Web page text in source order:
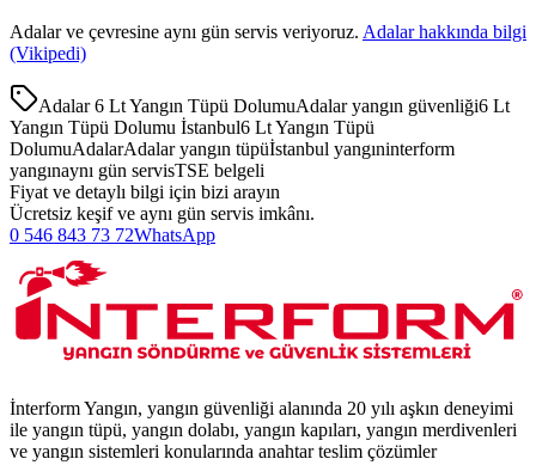
Adalarve çevresine aynı gün servis veriyoruz. Adalarhakkında bilgi
(Vikipedi)
Adalar 6 Lt Yangın Tüpü DolumuAdalar yangın güvenliği6 Lt
Yangın Tüpü Dolumu İstanbul6 Lt Yangın Tüpü
DolumuAdalarAdalar yangın tüpüİstanbul yangıninterform
yangınaynı gün servisTSE belgeli
Fiyat ve detaylı bilgi için bizi arayın
Ücretsiz keşif ve aynı gün servis imkânı.
0 546 843 73 72WhatsApp
İnterform Yangın, yangın güvenliği alanında 20 yılı aşkın deneyimi
ile yangın tüpü, yangın dolabı, yangın kapıları, yangın merdivenleri
ve yangın sistemleri konularında anahtar teslim çözümler